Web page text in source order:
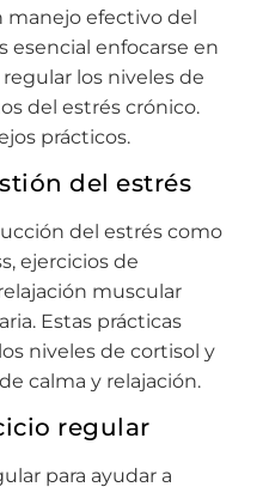
manejo efectivo del
esencial enfocarse en
los niveles de
del estrés crónico.
prácticos.
del estrés
del estrés como
ejercicios de
muscular
Estas prácticas
niveles de cortisol y
calma y relajación.
regular
para ayudar a